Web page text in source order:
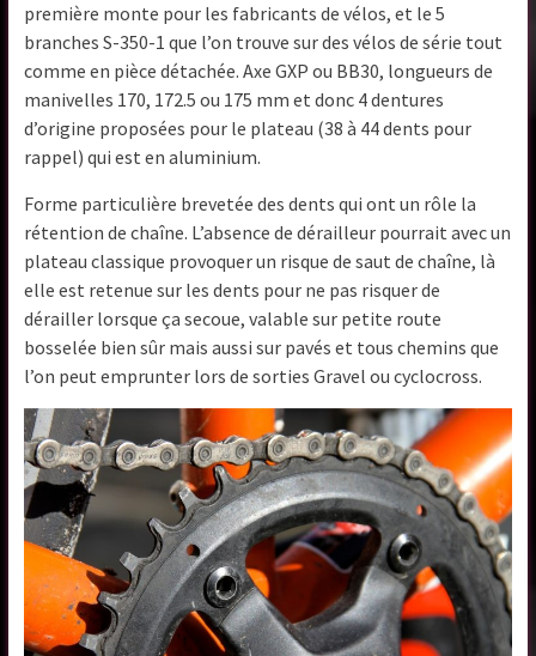
première monte pour les fabricants de vélos, et le 5
branches S-350-1 que l’on trouve sur des vélos de série tout
comme en pièce détachée. Axe GXP ou BB30, longueurs de
manivelles 170, 172.5 ou 175 mm et donc 4 dentures
d’origine proposées pour le plateau (38 à 44 dents pour
rappel) qui est en aluminium.
Forme particulière brevetée des dents qui ont un rôle la
rétention de chaîne. L’absence de dérailleur pourrait avec un
plateau classique provoquer un risque de saut de chaîne, là
elle est retenue sur les dents pour ne pas risquer de
dérailler lorsque ça secoue, valable sur petite route
bosselée bien sûr mais aussi sur pavés et tous chemins que
l’on peut emprunter lors de sorties Gravel ou cyclocross.